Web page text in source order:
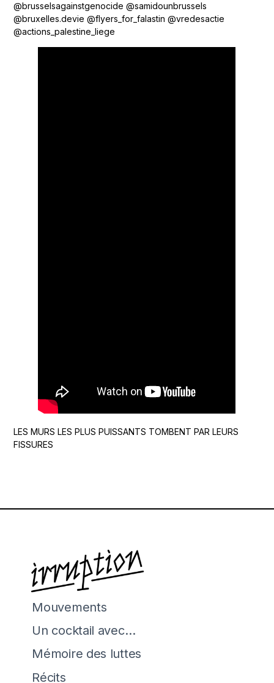
@brusselsagainstgenocide @samidounbrussels
@bruxelles.devie @flyers_for_falastin @vredesactie
@actions_palestine_liege
LES MURS LES PLUS PUISSANTS TOMBENT PAR LEURS
FISSURES
Mouvements
Un cocktail avec…
Mémoire des luttes
Récits